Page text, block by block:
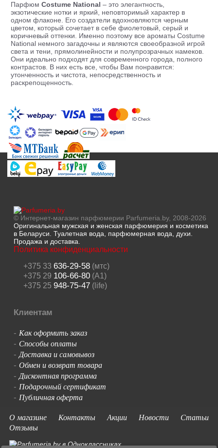
ПарфюмCostume National – это элегантность,
экзотические нотки и яркий, неповторимый характер в
одном флаконе. Его создатели вдохновляются черным
цветом, который сочетает в себе фиолетовый, серый и
коричневый оттенки. Именно поэтому все ароматы Costume
National немного загадочны и являются своеобразной игрой
света и тени, прямолинейности и полупрозрачных намеков.
Они идеально подходят для современного города, полного
контрастов. В них есть все, чтобы Вам понравится:
утонченность и чистота, непосредственность и
раскрепощенность.
© Интернет-магазин парфюмерии Parfumeria.by, 2008-2026
Оригинальная мужская и женская парфюмерия и косметика
в Беларуси. Туалетная вода, парфюмерная вода, духи.
Продажа и доставка.
Политика конфиденциальности
+375 33 636-29-58(мтс)
+375 29 106-66-80(A1)
+375 25 948-75-47(life)
Клиентам
- Как оформить заказ
- Способы оплаты
-Доставка и самовывоз
- Обмен и возврат товара
-Дисконтная программа
- Подарочный сертификат
- Публичная оферта
О магазине
Контакты Акции Новости
Статьи
Отзывы